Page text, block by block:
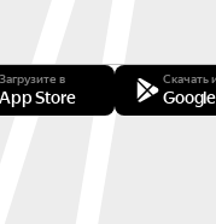
Загрузите в
App Store
Скачать